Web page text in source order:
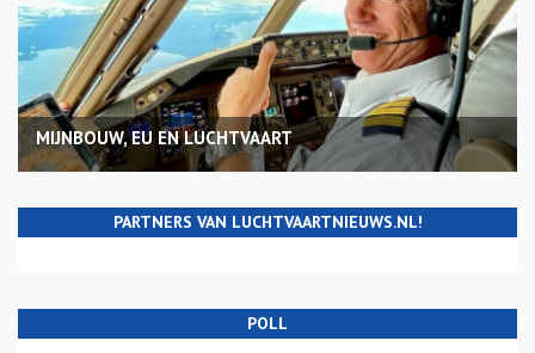
MIJNBOUW, EU EN LUCHTVAART
PARTNERS VAN LUCHTVAARTNIEUWS.NL!
POLL